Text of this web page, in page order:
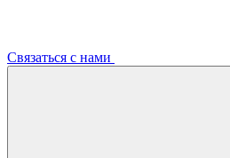
Связаться с нами